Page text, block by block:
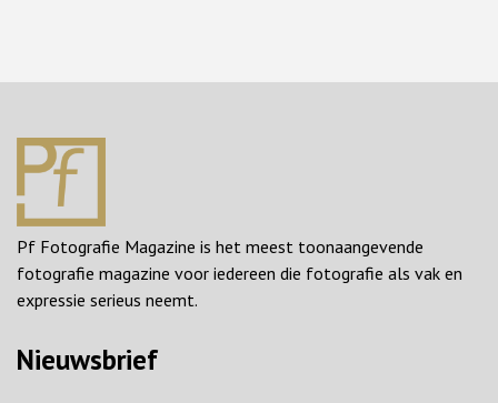
Pf Fotografie Magazine is het meest toonaangevende
fotografie magazine voor iedereen die fotografie als vak en
expressie serieus neemt.
Nieuwsbrief